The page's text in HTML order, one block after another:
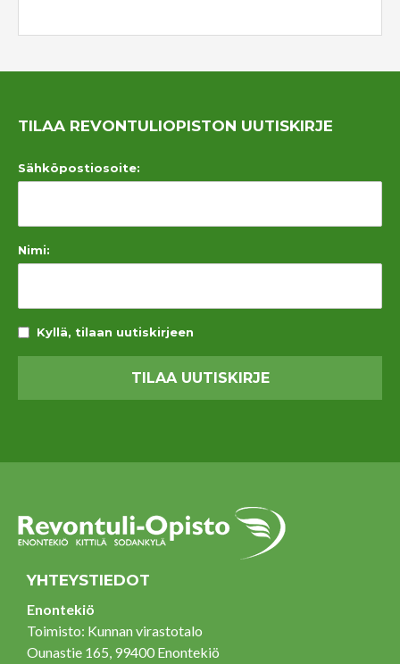
TILAA REVONTULIOPISTON UUTISKIRJE
Sähköpostiosoite:
Nimi:
Kyllä, tilaan uutiskirjeen
YHTEYSTIEDOT
Enontekiö
Toimisto: Kunnan virastotalo
Ounastie 165, 99400 Enontekiö